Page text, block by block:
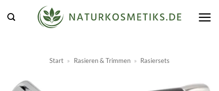
Inhalt
Start » Rasieren & Trimmen » Rasiersets